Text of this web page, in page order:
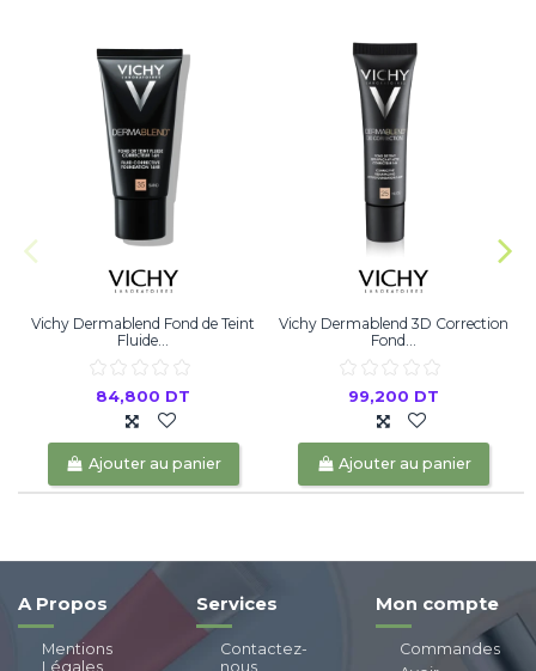
Vichy Dermablend Fond de Teint
Fluide...
84,800 DT
Ajouter au panier
Vichy Dermablend 3D Correction
Fond...
99,200 DT
Ajouter au panier
A Propos
Mentions
Légales
Services
Contactez-
nous
Mon compte
Commandes